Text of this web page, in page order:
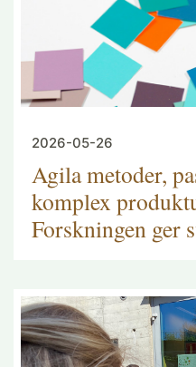
2026-05-26
Agila metoder,
komplex
Forskningen ger